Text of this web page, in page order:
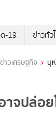
-19 ข่าวทั่ว
ข่าวเศรษฐกิจ
บุ
จปล่อ